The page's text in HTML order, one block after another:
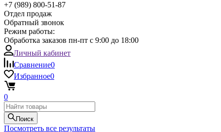
+7 (989) 800-51-87
Отдел продаж
Обратный звонок
Режим работы:
Обработка заказов пн-пт с 9:00 до 18:00
Личный кабинет
Сравнение0
Избранное0
0
Поиск
Посмотреть все результаты